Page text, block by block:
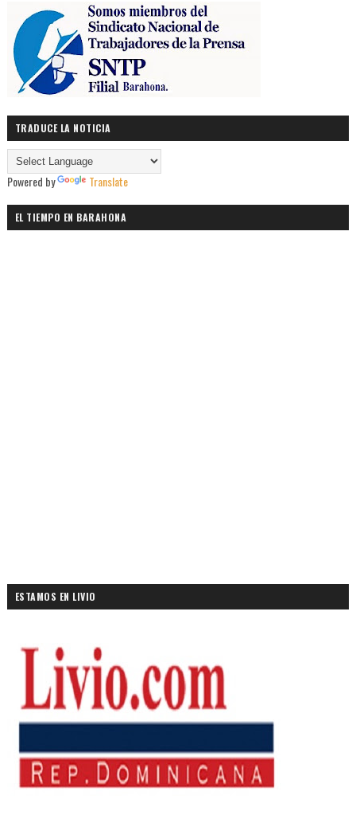
TRADUCE LA NOTICIA
Powered by Translate
EL TIEMPO EN BARAHONA
ESTAMOS EN LIVIO